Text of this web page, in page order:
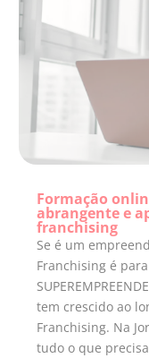
Formação
abrangente e
franchising
Se é um
Franchising é
tem crescido ao
Franchising. Na
tudo o que